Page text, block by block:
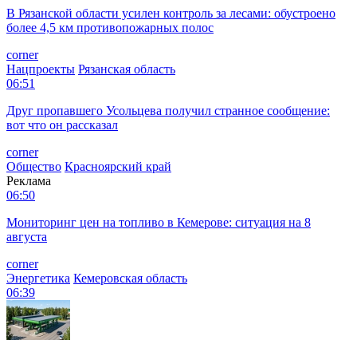
В Рязанской области усилен контроль за лесами: обустроено
более 4,5 км противопожарных полос
corner
Нацпроекты Рязанская область
06:51
Друг пропавшего Усольцева получил странное сообщение:
вот что он рассказал
corner
Общество Красноярский край
Реклама
06:50
Мониторинг цен на топливо в Кемерове: ситуация на 8
августа
corner
Энергетика Кемеровская область
06:39